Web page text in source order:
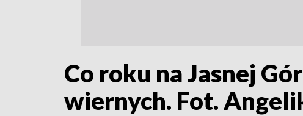
Co roku na Jasnej
wiernych. Fot.